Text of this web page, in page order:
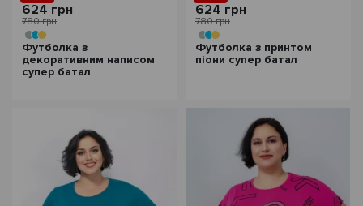
624 грн
780 грн
Футболка з
декоративним написом
супер батал
624 грн
780 грн
Футболка з принтом
піони супер батал